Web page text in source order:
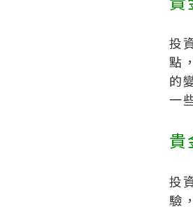
投
點
的
一
貴
投
驗